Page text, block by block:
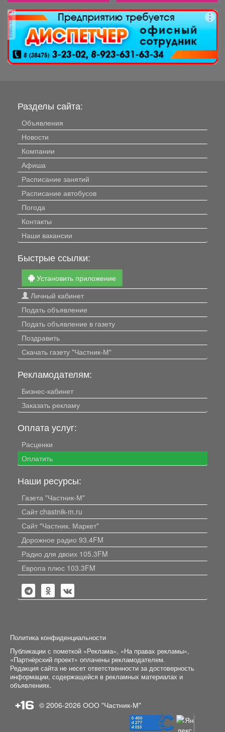
реклама
Разделы сайта:
Объявления
Новости
Компании
Афиша
Расписание занятий
Расписание автобусов
Погода
Контакты
Наши вакансии
Быстрые ссылки:
Установить приложение
Личный кабинет
Подать объявление
Подать объявление в газету
Поздравить
Скачать газету "Частник-М"
Рекламодателям:
Бизнес-кабинет
Заказать рекламу
Оплата услуг:
Расценки
Оплатить
Наши ресурсы:
Газета "Частник-М"
Сайт chastnik-m.ru
Сайт "Частник. Маркет"
Дорожное радио 93.4FM
Радио для двоих 105.3FM
Европа плюс 103.3FM
Политика конфиденциальности
Публикации с пометкой «Реклама», «На правах рекламы»,
«Партнёрский проект» оплачены рекламодателем.
Редакция сайта не несет ответственности за достоверность
информации, содержащейся в рекламных материалах и
объявлениях.
+16 © 2006-2026 ООО "Частник-М"